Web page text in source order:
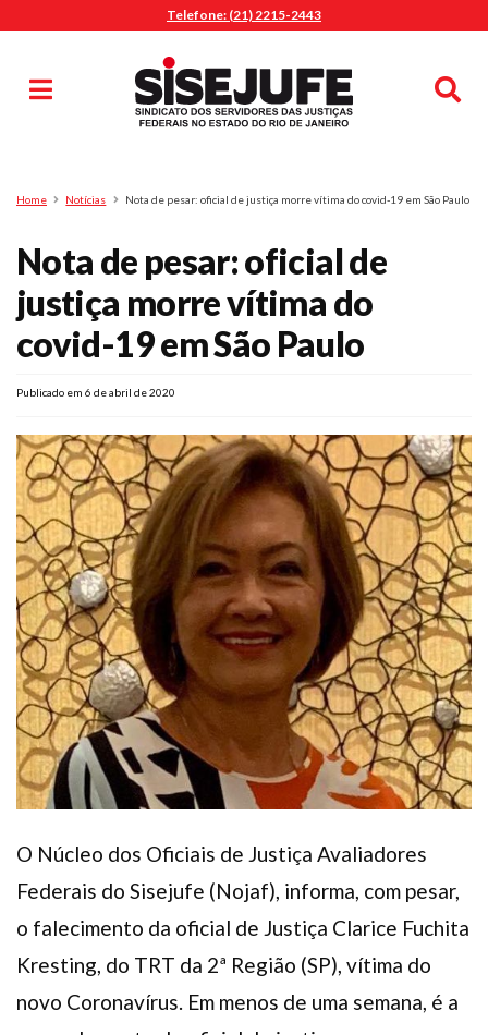
Telefone: (21) 2215-2443
Pesquisa
Home Notícias Nota de pesar: oficial de justiça morre vítima do covid-19 em São Paulo
Nota de pesar: oficial de
justiça morre vítima do
covid-19 em São Paulo
Publicado em 6 de abril de 2020
O Núcleo dos Oficiais de Justiça Avaliadores
Federais do Sisejufe (Nojaf), informa, com pesar,
o falecimento da oficial de Justiça Clarice Fuchita
Kresting, do TRT da 2ª Região (SP), vítima do
novo Coronavírus. Em menos de uma semana, é a
MENU
Sindicalize-se
Diretoria
O Sindicato
Agenda
Casa do Alto
Sede Campestre
Gympass Wellhub
Seguro Auto
Plano de Saúde
Assistência Funeral
Pós-graduação
FacebookInstagramTwitter YoutubeTikTok Whatsapp